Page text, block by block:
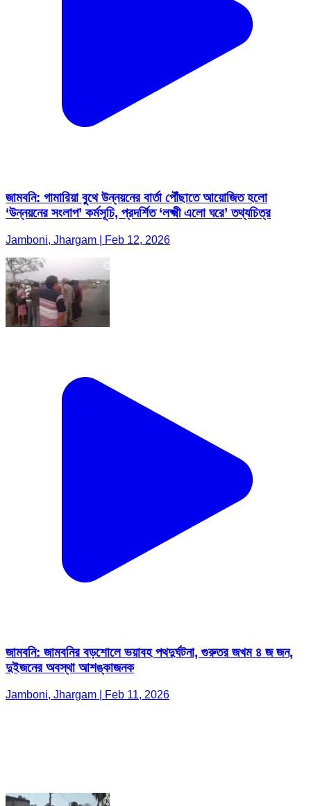
জামবনি: গামারিয়া বুথে উন্নয়নের বার্তা পৌঁছাতে আয়োজিত হলো
জামবনি: জামবনির বড়শোলে ভয়াবহ পথদুর্ঘটনা, গুরুতর জখম ৪ জ জন,
দুইজনের অবস্থা আশঙ্কাজনক